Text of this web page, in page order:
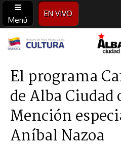
Menú
EN VIVO
Alba
Ciudad
96.3
FM
El programa
de Alba Ciudad
Mención
Aníbal Nazoa